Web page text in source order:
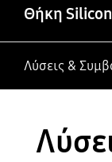
Λύσεις &